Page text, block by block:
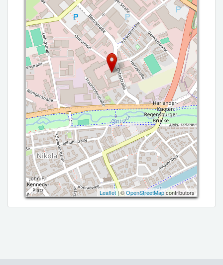
Leaflet| ©OpenStreetMapcontributors